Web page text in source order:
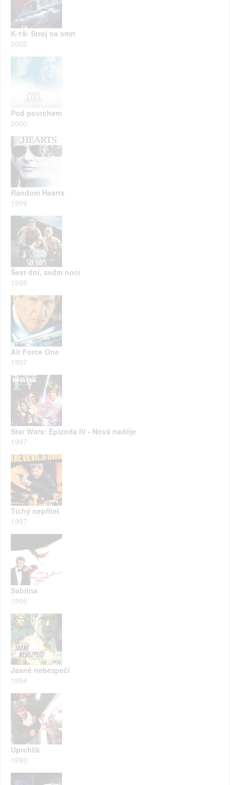
K-19: Stroj na smrt
2002
Pod povrchem
2000
Random Hearts
1999
Šest dní, sedm nocí
1998
Air Force One
1997
Star Wars: Epizoda IV - Nová naděje
1997
Tichý nepřítel
1997
Sabrina
1995
Jasné nebezpečí
1994
Uprchlík
1993